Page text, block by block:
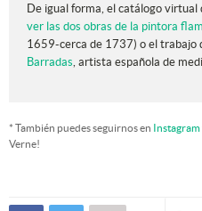
De igual forma, el catálogo virtual
ver las dos obras de la pintora
1659-cerca de 1737) o el trabajo
Barradas, artista española de
* También puedes seguirnos en Instagram
Verne!